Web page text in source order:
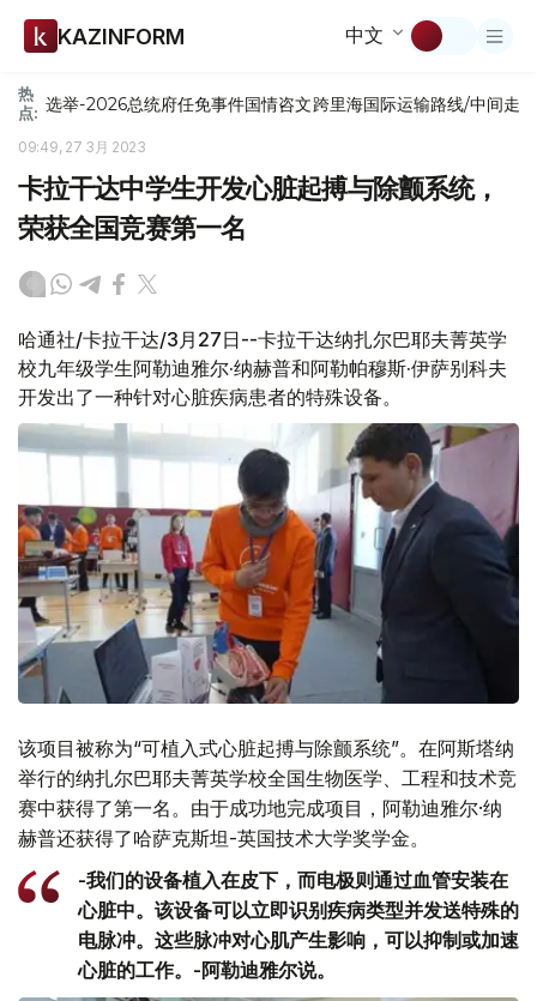
KAZINFORM 中文
热
点: 选举-2026总统府任免事件国情咨文跨里海国际运输路线/中间走廊
09:49, 27 3月 2023
卡拉干达中学生开发心脏起搏与除颤系统，
荣获全国竞赛第一名
哈通社/卡拉干达/3月27日--卡拉干达纳扎尔巴耶夫菁英学
校九年级学生阿勒迪雅尔·纳赫普和阿勒帕穆斯·伊萨别科夫
开发出了一种针对心脏疾病患者的特殊设备。
该项目被称为“可植入式心脏起搏与除颤系统”。在阿斯塔纳
举行的纳扎尔巴耶夫菁英学校全国生物医学、工程和技术竞
赛中获得了第一名。由于成功地完成项目，阿勒迪雅尔·纳
赫普还获得了哈萨克斯坦-英国技术大学奖学金。
-我们的设备植入在皮下，而电极则通过血管安装在
心脏中。该设备可以立即识别疾病类型并发送特殊的
电脉冲。这些脉冲对心肌产生影响，可以抑制或加速
心脏的工作。-阿勒迪雅尔说。